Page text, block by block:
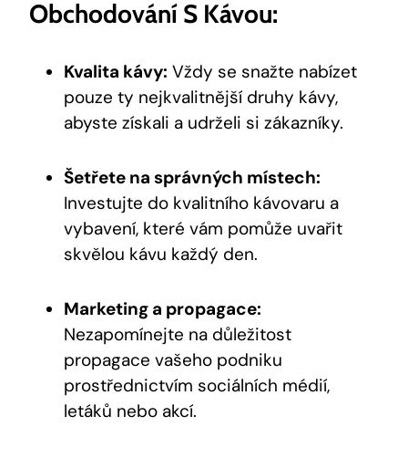
Obchodování S Kávou:
Kvalita kávy: Vždy se snažte nabízet
pouze ty nejkvalitnější druhy kávy,
abyste získali a udrželi si zákazníky.
Šetřete na správných místech:
Investujte do kvalitního kávovaru a
vybavení, které vám pomůže uvařit
skvělou kávu každý den.
Marketing a propagace:
Nezapomínejte na důležitost
propagace vašeho podniku
prostřednictvím sociálních médií,
letáků nebo akcí.